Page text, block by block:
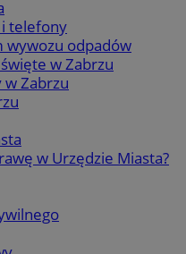
telefony
wywozu odpadów
w Zabrzu
w Zabrzu
w Urzędzie Miasta?